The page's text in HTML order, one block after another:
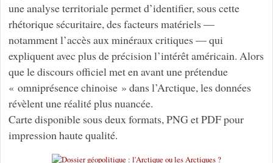
une analyse territoriale permet d’identifier, sous cette
rhétorique sécuritaire, des facteurs matériels —
notamment l’accès aux minéraux critiques — qui
expliquent avec plus de précision l’intérêt américain. Alors
que le discours officiel met en avant une prétendue
« omniprésence chinoise » dans l’Arctique, les données
révèlent une réalité plus nuancée.
Carte disponible sous deux formats, PNG et PDF pour
impression haute qualité.